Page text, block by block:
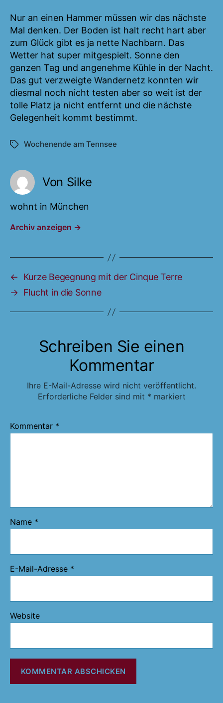
Nur an einen Hammer müssen wir das nächste
Mal denken. Der Boden ist halt recht hart aber
zum Glück gibt es ja nette Nachbarn. Das
Wetter hat super mitgespielt. Sonne den
ganzen Tag und angenehme Kühle in der Nacht.
Das gut verzweigte Wandernetz konnten wir
diesmal noch nicht testen aber so weit ist der
tolle Platz ja nicht entfernt und die nächste
Gelegenheit kommt bestimmt.
Schlagwörter
Wochenende am Tennsee
Von Silke
wohnt in München
Archiv anzeigen →
←
Kurze Begegnung mit der Cinque Terre
→ Flucht in die Sonne
Schreiben Sie einen
Kommentar
Ihre E-Mail-Adresse wird nicht veröffentlicht.
Erforderliche Felder sind mit * markiert
Kommentar *
Name *
E-Mail-Adresse *
Website